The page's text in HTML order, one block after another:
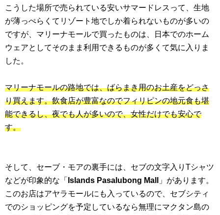
こうした場所で売られている安いサマードレスって、生地
が薄っぺらくてリゾート地でしか着られないものが多いの
ですが、マリーナモールで買ったものは、日本でのホーム
ウェアとしてそのまま利用できるものが多くて気に入りま
した。
マリーナモールの路地では、ばらまき用のお土産をどっさ
り買えます。飲食店が豊富なのでフィリピンの地元食も堪
能できるし、夜でも人が多いので、女性だけでも安心で
す。
そして、セーブ・モアの裏手には、セブの文字入りTシャツ
などが印象的な「 Islands Pasalubong Mall
」があります。
このお店はアヤラモールにも入っているので、セブシティ
でのショッピングを予定しているなら無理にマクタン島の